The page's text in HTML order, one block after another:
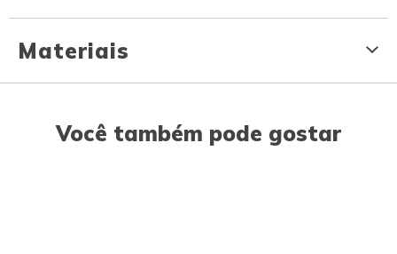
Materiais
Você também pode gostar